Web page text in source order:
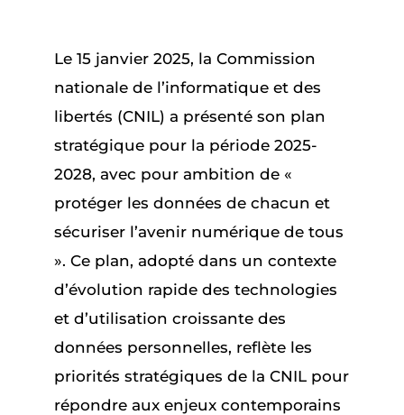
Le 15 janvier 2025, la Commission
nationale de l’informatique et des
libertés (CNIL) a présenté son plan
stratégique pour la période 2025-
2028, avec pour ambition de «
protéger les données de chacun et
sécuriser l’avenir numérique de tous
». Ce plan, adopté dans un contexte
d’évolution rapide des technologies
et d’utilisation croissante des
données personnelles, reflète les
priorités stratégiques de la CNIL pour
répondre aux enjeux contemporains